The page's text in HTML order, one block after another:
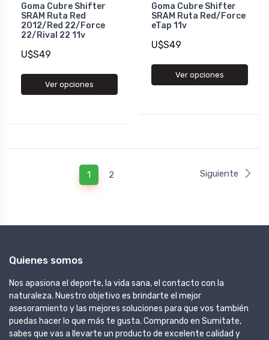
Goma Cubre Shifter
SRAM Ruta Red
2012/Red 22/Force
22/Rival 22 11v
U$S49
Ver opciones
Goma Cubre Shifter
SRAM Ruta Red/Force
eTap 11v
U$S49
Ver opciones
1 2 Siguiente
Quienes somos
Nos apasiona el deporte, la vida sana, el contacto con la
naturaleza. Nuestro objetivo es brindarte el mejor
asesoramiento y las mejores soluciones para que vos también
puedas hacer lo que más te gusta. Comprando en Sumitate,
sabes que vas a llevarte un producto de excelente calidad y